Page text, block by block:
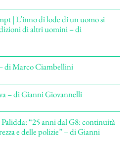
| L’inno di lode di un uomo si
di altri uomini – di
di Marco Ciambellini
– di Gianni Giovannelli
“25 anni dal G8: continuità
e delle polizie” – di Gianni